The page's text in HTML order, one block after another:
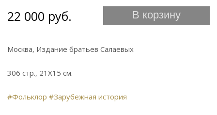
22 000 руб. В корзину
Москва, Издание братьев Салаевых
306 стр., 21Х15 см.
#Фольклор #Зарубежная история